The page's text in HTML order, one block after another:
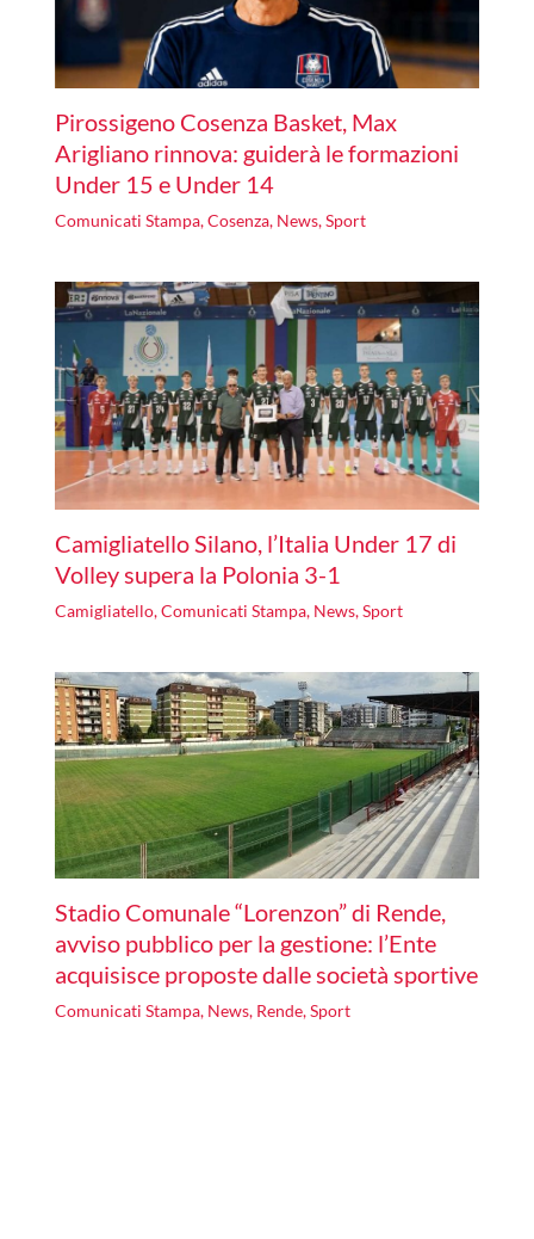
Pirossigeno Cosenza Basket, Max
Arigliano rinnova: guiderà le formazioni
Under 15 e Under 14
Comunicati Stampa,Cosenza, News,Sport
Camigliatello Silano, l’Italia Under 17 di
Volley supera la Polonia 3-1
Camigliatello,Comunicati Stampa, News,Sport
Stadio Comunale “Lorenzon” di Rende,
avviso pubblico per la gestione: l’Ente
acquisisce proposte dalle società sportive
Comunicati Stampa, News, Rende,Sport